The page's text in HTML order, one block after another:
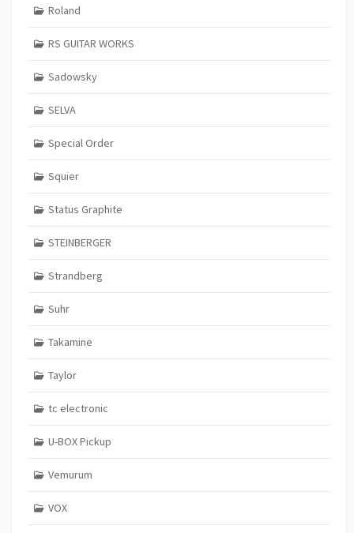
Roland
RS GUITAR WORKS
Sadowsky
SELVA
Special Order
Squier
Status Graphite
STEINBERGER
Strandberg
Suhr
Takamine
Taylor
tc electronic
U-BOX Pickup
Vemurum
VOX